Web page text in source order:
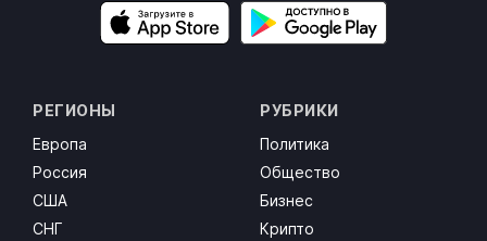
РЕГИОНЫ
Европа
Россия
США
СНГ
РУБРИКИ
Политика
Общество
Бизнес
Крипто